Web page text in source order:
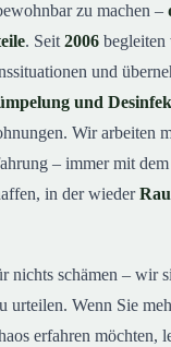
zu machen –
. Seit 2006
und
und
Wir arbeiten
– immer mit
in der wieder
nichts schämen – wir
urteilen. Wenn Sie
erfahren möchten,